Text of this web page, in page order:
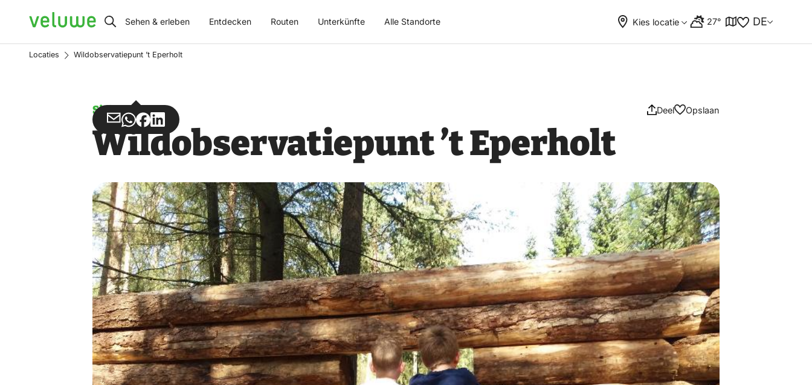
Veluwe Sehen & erleben Entdecken Routen Unterkünfte Alle Standorte Kies locatie 27° DE
Locaties Wildobservatiepunt ’t Eperholt
Sicht Deel
Teilen
über
Teilen
über
Teilen
auf
Teilen
auf
Opslaan
Wildobservatiepunt ’t Eperholt